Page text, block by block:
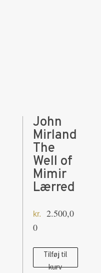
John
Mirland
The
Well of
Mimir
Lærred
kr.
2.500,0
0
John
Mirland
Tilføj til
kurv